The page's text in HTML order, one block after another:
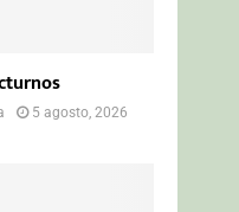
5 agosto, 2026